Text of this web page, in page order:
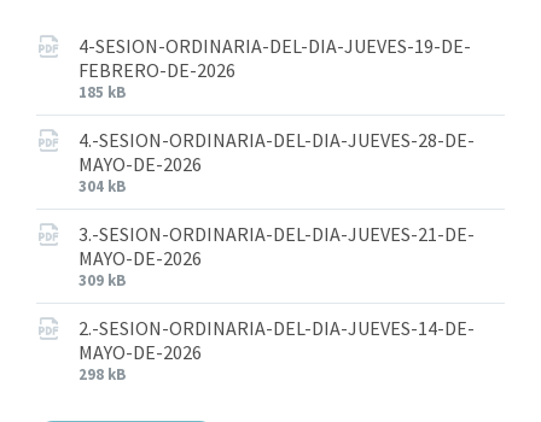
4-SESION-ORDINARIA-DEL-DIA-JUEVES-19-DE-
FEBRERO-DE-2026
185 kB
4.-SESION-ORDINARIA-DEL-DIA-JUEVES-28-DE-
MAYO-DE-2026
304 kB
3.-SESION-ORDINARIA-DEL-DIA-JUEVES-21-DE-
MAYO-DE-2026
309 kB
2.-SESION-ORDINARIA-DEL-DIA-JUEVES-14-DE-
MAYO-DE-2026
298 kB